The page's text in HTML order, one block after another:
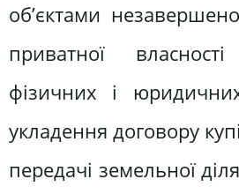
об’єктами
приватної
фізичних і
укладення договору
передачі земельної